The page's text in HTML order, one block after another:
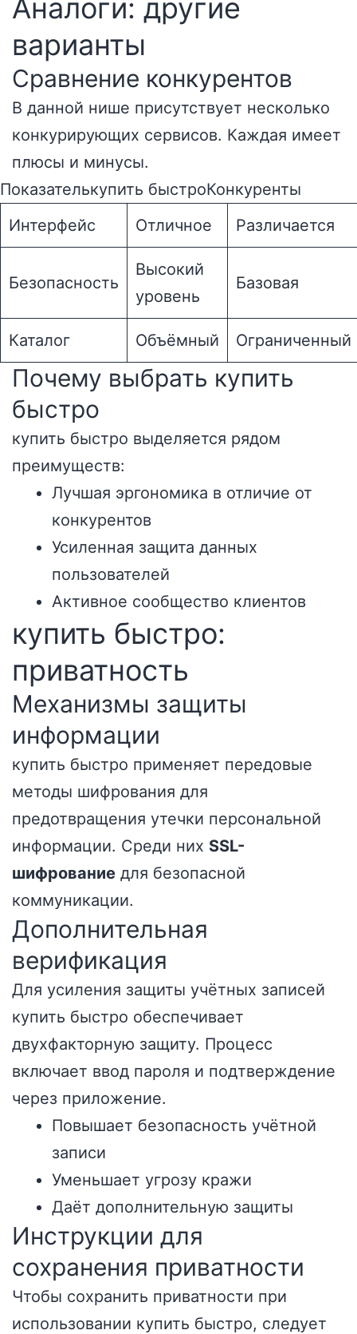
Аналоги: другие
варианты
Сравнение конкурентов
В данной нише присутствует несколько
конкурирующих сервисов. Каждая имеет
плюсы и минусы.
Показателькупить быстроКонкуренты
Интерфейс
Отличное Различается
Безопасность
Высокий
уровень
Базовая
Каталог Объёмный Ограниченный
Почему выбрать купить
быстро
купить быстро выделяется рядом
преимуществ:
Лучшая эргономика в отличие от
конкурентов
Усиленная защита данных
пользователей
Активное сообщество клиентов
купить быстро:
приватность
Механизмы защиты
информации
купить быстро применяет передовые
методы шифрования для
предотвращения утечки персональной
информации. Среди них SSL-
шифрование для безопасной
коммуникации.
Дополнительная
верификация
Для усиления защиты учётных записей
купить быстро обеспечивает
двухфакторную защиту. Процесс
включает ввод пароля и подтверждение
через приложение.
Повышает безопасность учётной
записи
Уменьшает угрозу кражи
Даёт дополнительную защиты
Инструкции для
сохранения приватности
Чтобы сохранить приватности при
использовании купить быстро, следует